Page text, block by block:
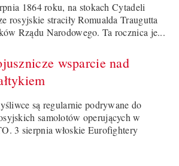
1864 roku, na stokach Cytadeli
rosyjskie straciły Romualda Traugutta
Rządu Narodowego. Ta rocznica je...
wsparcie nad
są regularnie podrywane do
samolotów operujących w
3 sierpnia włoskie Eurofightery